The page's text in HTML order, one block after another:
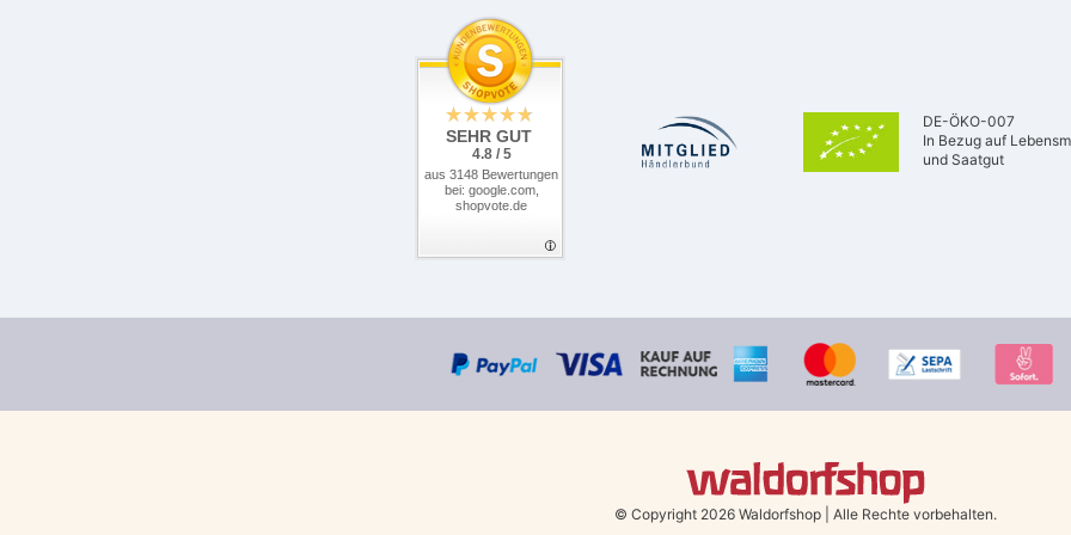
SEHR GUT
4.8 / 5
aus 3148 Bewertungen
bei: google.com,
shopvote.de
DE-ÖKO-007
In Bezug auf
und Saatgut
© Copyright 2026 Waldorfshop Alle Rechte vorbehalten.